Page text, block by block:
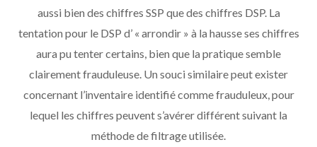
aussi bien des chiffres SSP que des chiffres DSP. La
tentation pour le DSP d’ « arrondir » à la hausse ses chiffres
aura pu tenter certains, bien que la pratique semble
clairement frauduleuse. Un souci similaire peut exister
concernant l’inventaire identifié comme frauduleux, pour
lequel les chiffres peuvent s’avérer différent suivant la
méthode de filtrage utilisée.